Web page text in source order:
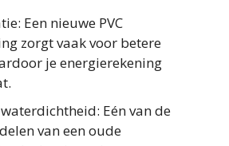
Een nieuwe PVC
zorgt vaak voor betere
je energierekening
Eén van de
van een oude